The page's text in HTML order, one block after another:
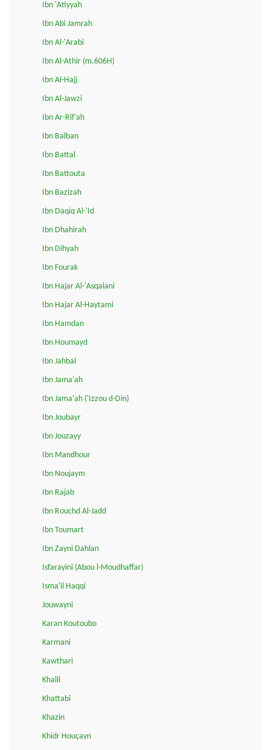
Ibn 'Atiyyah
Ibn Abi Jamrah
Ibn Al-'Arabi
Ibn Al-Athir (m.606H)
Ibn Al-Hajj
Ibn Al-Jawzi
Ibn Ar-Rif'ah
Ibn Balban
Ibn Battal
Ibn Battouta
Ibn Bazizah
Ibn Daqiq Al-'Id
Ibn Dhahirah
Ibn Dihyah
Ibn Fourak
Ibn Hajar Al-'Asqalani
Ibn Hajar Al-Haytami
Ibn Hamdan
Ibn Houmayd
Ibn Jahbal
Ibn Jama'ah
Ibn Jama'ah ('Izzou d-Din)
Ibn Joubayr
Ibn Jouzayy
Ibn Mandhour
Ibn Noujaym
Ibn Rajab
Ibn Rouchd Al-Jadd
Ibn Toumart
Ibn Zayni Dahlan
Isfarayini (Abou l-Moudhaffar)
Isma'il Haqqi
Jouwayni
Karan Koutoubo
Karmani
Kawthari
Khalil
Khattabi
Khazin
Khidr Houçayn